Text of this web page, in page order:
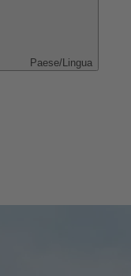
Paese/Lingua